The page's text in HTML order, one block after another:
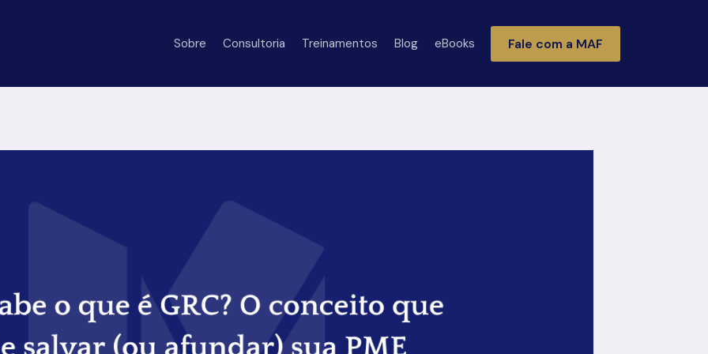
Sobre Consultoria Treinamentos Blog eBooks Fale com a MAF